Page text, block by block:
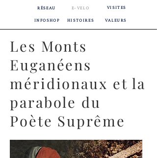
RÉSEAU E-VELO VISITES
INFOSHOP HISTOIRES VALEURS
Les Monts
Euganéens
méridionaux et la
parabole du
Poète Suprême